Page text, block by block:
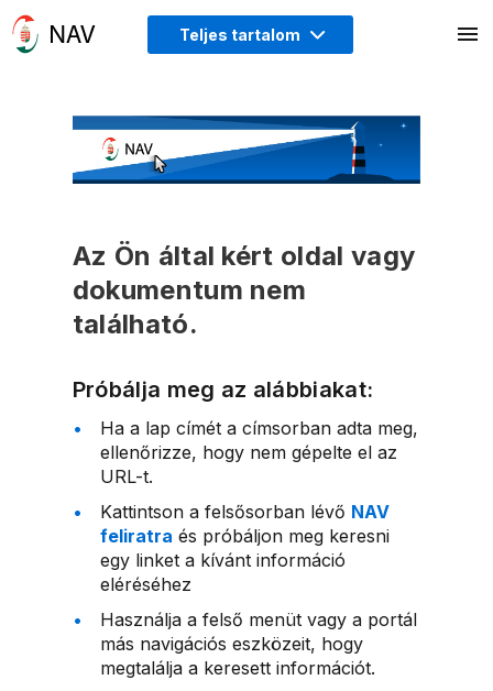
Teljes tartalom
Az Ön által kért oldal vagy
dokumentum nem
található.
Próbálja meg az alábbiakat:
Ha a lap címét a címsorban adta meg,
ellenőrizze, hogy nem gépelte el az
URL-t.
Kattintson a felsősorban lévő NAV
feliratra és próbáljon meg keresni
egy linket a kívánt információ
eléréséhez
Használja a felső menüt vagy a portál
más navigációs eszközeit, hogy
megtalálja a keresett információt.